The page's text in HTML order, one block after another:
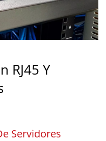
RJ45 Y
Servidores